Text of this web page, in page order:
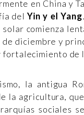
en China y
del Yin y el Yang
comienza
diciembre y
de
la antigua
la agricultura,
sociales